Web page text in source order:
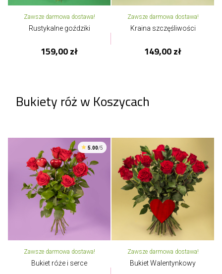
Zawsze darmowa dostawa!
Rustykalne goździki
159,00 zł
Zawsze darmowa dostawa!
Kraina szczęśliwości
149,00 zł
Bukiety róż w Koszycach
5.00/5
Zawsze darmowa dostawa!
Bukiet róże i serce
Zawsze darmowa dostawa!
Bukiet Walentynkowy